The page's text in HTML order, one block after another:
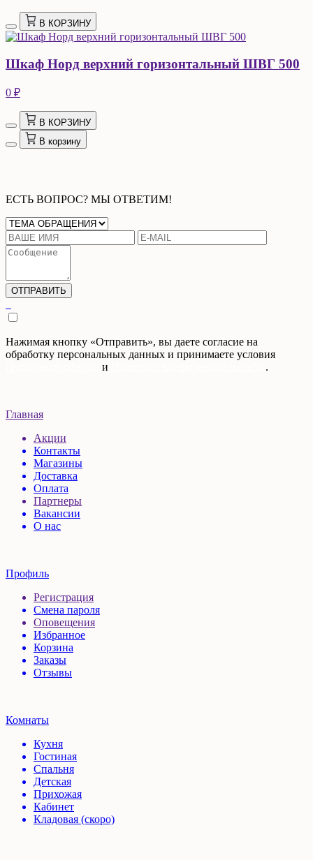
В КОРЗИНУ
Шкаф Норд верхний горизонтальный ШВГ 500
0 ₽
В КОРЗИНУ
В корзину
ЕСТЬ ВОПРОС? МЫ ОТВЕТИМ!
Нажимая кнопку «Отправить», вы даете согласие на
обработку персональных данных и принимаете условия
и .
Главная
Акции
Контакты
Магазины
Доставка
Оплата
Партнеры
Вакансии
О нас
Профиль
Регистрация
Смена пароля
Оповещения
Избранное
Корзина
Заказы
Отзывы
Комнаты
Кухня
Гостиная
Спальня
Детская
Прихожая
Кабинет
Кладовая (скоро)